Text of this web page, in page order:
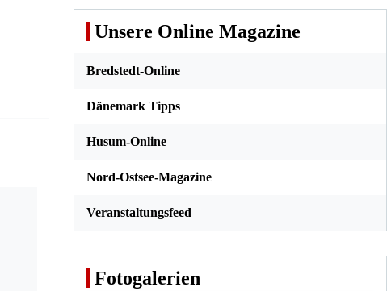
Unsere Online Magazine
Bredstedt-Online
Dänemark Tipps
Husum-Online
Nord-Ostsee-Magazine
Veranstaltungsfeed
Fotogalerien